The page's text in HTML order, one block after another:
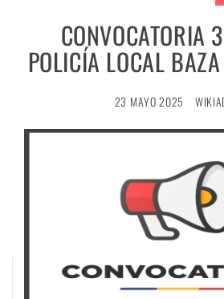
CONVOCATORIA
POLICÍA LOCAL
23 MAYO 2025